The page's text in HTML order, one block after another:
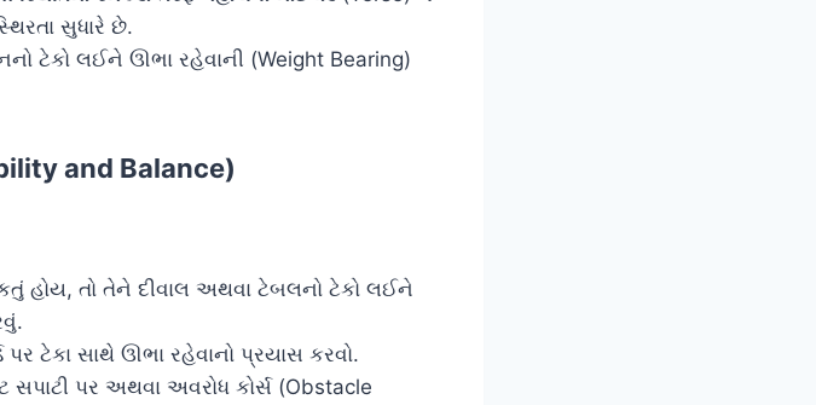
સુધારે છે.
ટેકો લઈને ઊભા રહેવાની (Weight Bearing)
and Balance)
હોય, તો તેને દીવાલ અથવા ટેબલનો ટેકો લઈને
ટેકા સાથે ઊભા રહેવાનો પ્રયાસ કરવો.
સપાટી પર અથવા અવરોધ કોર્સ (Obstacle